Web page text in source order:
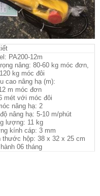
PA200-12m
nâng: 80-60 kg móc đơn,
kg móc đôi
cao nâng hạ (m):
m móc đơn
mét với móc đôi
nâng hạ: 2
độ nâng hạ: 5-10 m/phút
lượng: 11 kg
kính cáp: 3 mm
thước hộp: 38 x 32 x 25 cm
06 tháng